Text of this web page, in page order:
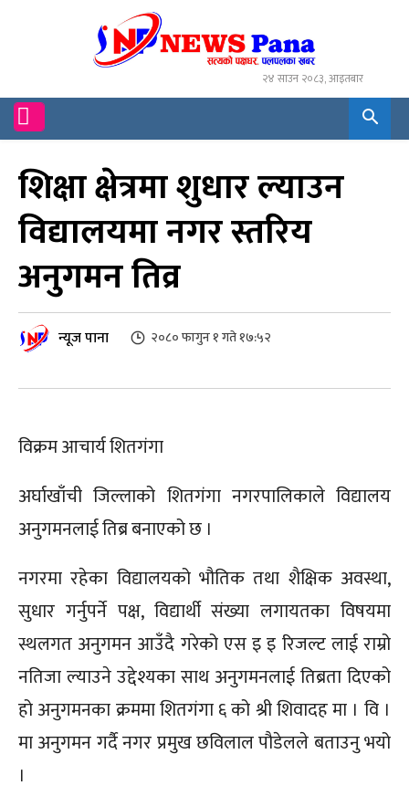
२४ साउन २०८३, आइतबार
शिक्षा क्षेत्रमा शुधार ल्याउन
विद्यालयमा नगर स्तरिय
अनुगमन तिव्र
न्यूज पाना २०८० फागुन १ गते १७:५२
विक्रम आचार्य शितगंगा
अर्घाखाँची जिल्लाको शितगंगा नगरपालिकाले विद्यालय
अनुगमनलाई तिब्र बनाएको छ ।
नगरमा रहेका विद्यालयको भौतिक तथा शैक्षिक अवस्था,
सुधार गर्नुपर्ने पक्ष, विद्यार्थी संख्या लगायतका विषयमा
स्थलगत अनुगमन आउँदै गरेको एस इ इ रिजल्ट लाई राम्रो
नतिजा ल्याउने उद्देश्यका साथ अनुगमनलाई तिब्रता दिएको
हो अनुगमनका क्रममा शितगंगा ६ को श्री शिवादह मा । वि ।
मा अनुगमन गर्दै नगर प्रमुख छविलाल पौडेलले बताउनु भयो
।